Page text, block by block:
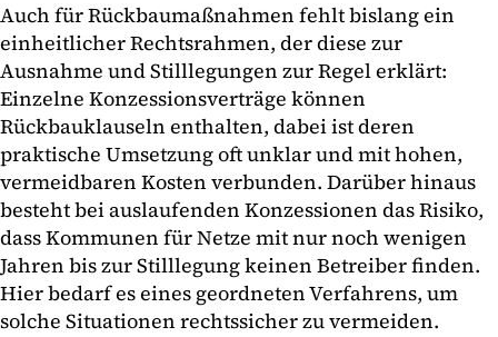
Auch für Rückbaumaßnahmen fehlt bislang ein
einheitlicher Rechtsrahmen, der diese zur
Ausnahme und Stilllegungen zur Regel erklärt:
Einzelne Konzessionsverträge können
Rückbauklauseln enthalten, dabei ist deren
praktische Umsetzung oft unklar und mit hohen,
vermeidbaren Kosten verbunden. Darüber hinaus
besteht bei auslaufenden Konzessionen das Risiko,
dass Kommunen für Netze mit nur noch wenigen
Jahren bis zur Stilllegung keinen Betreiber finden.
Hier bedarf es eines geordneten Verfahrens, um
solche Situationen rechtssicher zu vermeiden.